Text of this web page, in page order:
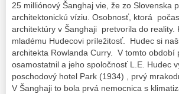
25 milliónový Šanghaj vie, že zo
architektonickú víziu. Osobnosť, ktorá
architektúry v Šanghaji pretvorila do reality.
mladému Hudecovi príležitosť. Hudec si
architekta Rowlanda Curry. V tomto období
osamostatnil a jeho spoločnosť L.E. Hudec
poschodový hotel Park (1934) , prvý
V Šanghaji to bola prvá nemocnica s